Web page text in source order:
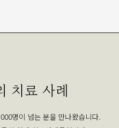
치료 사례
명이 넘는 분을 만나왔습니다.